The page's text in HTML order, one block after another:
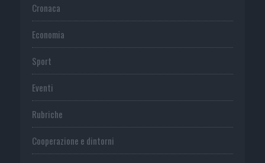
Cronaca
Economia
Sport
Eventi
Rubriche
Cooperazione e dintorni